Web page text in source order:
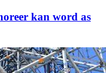
kan word as